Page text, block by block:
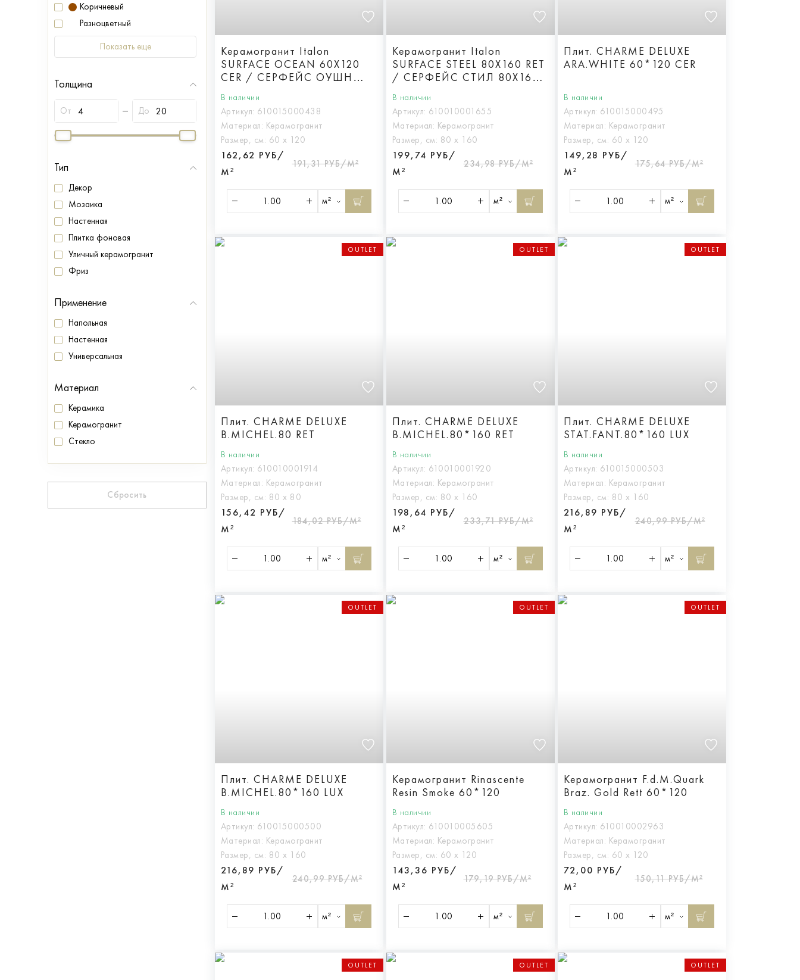
Коричневый
Разноцветный
Показать еще
Толщина
От До
Тип
Декор
Мозаика
Настенная
Плитка фоновая
Уличный керамогранит
Фриз
Применение
Напольная
Настенная
Универсальная
Материал
Керамика
Керамогранит
Стекло
Сбросить
Керамогранит Italon
SURFACE OCEAN 60X120
CER / СЕРФЕЙС ОУШН
В наличии
Артикул: 610015000438
Материал: Керамогранит
Размер, см: 60 х 120
162,62 РУБ/
М²
191,31 РУБ/М²
м²
Керамогранит Italon
SURFACE STEEL 80X160 RET
/ СЕРФЕЙС СТИЛ 80X160
В наличии
Артикул: 610010001655
Материал: Керамогранит
Размер, см: 80 х 160
199,74 РУБ/
М²
234,98 РУБ/М²
м²
Плит. CHARME DELUXE
ARA.WHITE 60*120 CER
В наличии
Артикул: 610015000495
Материал: Керамогранит
Размер, см: 60 х 120
149,28 РУБ/
М²
175,64 РУБ/М²
м²
OUTLET
Плит. CHARME DELUXE
B.MICHEL.80 RET
В наличии
Артикул: 610010001914
Материал: Керамогранит
Размер, см: 80 х 80
156,42 РУБ/
М²
184,02 РУБ/М²
м²
OUTLET
Плит. CHARME DELUXE
B.MICHEL.80*160 RET
В наличии
Артикул: 610010001920
Материал: Керамогранит
Размер, см: 80 х 160
198,64 РУБ/
М²
233,71 РУБ/М²
м²
OUTLET
Плит. CHARME DELUXE
STAT.FANT.80*160 LUX
В наличии
Артикул: 610015000503
Материал: Керамогранит
Размер, см: 80 х 160
216,89 РУБ/
М²
240,99 РУБ/М²
м²
OUTLET
Плит. CHARME DELUXE
B.MICHEL.80*160 LUX
В наличии
Артикул: 610015000500
Материал: Керамогранит
Размер, см: 80 х 160
216,89 РУБ/
М²
240,99 РУБ/М²
м²
OUTLET
Керамогранит Rinascente
Resin Smoke 60*120
В наличии
Артикул: 610010005605
Материал: Керамогранит
Размер, см: 60 х 120
143,36 РУБ/
М²
179,19 РУБ/М²
м²
OUTLET
Керамогранит F.d.M.Quark
Braz. Gold Rett 60*120
В наличии
Артикул: 610010002963
Материал: Керамогранит
Размер, см: 60 х 120
72,00 РУБ/
М²
150,11 РУБ/М²
м²
OUTLET OUTLET OUTLET